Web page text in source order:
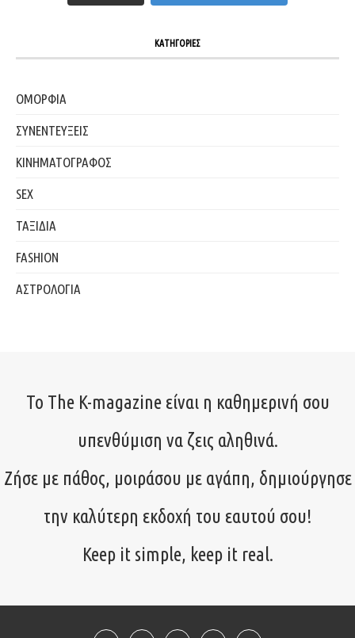
ΚΑΤΗΓΟΡΙΕΣ
ΟΜΟΡΦΙΑ
ΣΥΝΕΝΤΕΥΞΕΙΣ
ΚΙΝΗΜΑΤΟΓΡΑΦΟΣ
SEX
ΤΑΞΙΔΙΑ
FASHION
ΑΣΤΡΟΛΟΓΙΑ
Το The K-magazine είναι η καθημερινή σου
υπενθύμιση να ζεις αληθινά.
Ζήσε με πάθος, μοιράσου με αγάπη, δημιούργησε
την καλύτερη εκδοχή του εαυτού σου!
Keep it simple, keep it real.